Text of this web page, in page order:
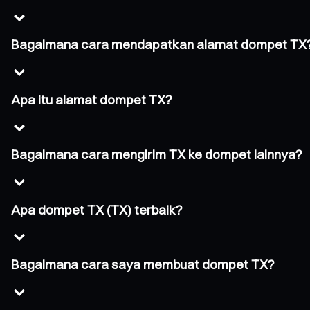
Bagaimana cara mendapatkan alamat dompet
Apa itu alamat dompet TX?
Bagaimana cara mengirim TX ke dompet lainnya?
Apa dompet TX (TX) terbaik?
Bagaimana cara saya membuat dompet TX?